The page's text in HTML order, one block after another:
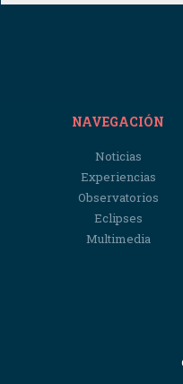
NAVEGACIÓN
Noticias
Experiencias
Observatorios
Eclipses
Multimedia